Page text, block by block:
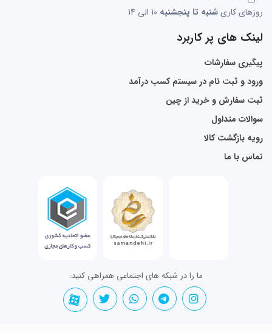
روزهای کاریشنبه تا پنجشنبه
لینک های پر کاربرد
پیگیری سفارشات
ورود و ثبت نام در سیستم کسب درآمد
ثبت سفارش و خرید از چین
سوالات متداول
رویه بازگشت کالا
تماس با ما
ما را در شبکه های اجتماعی همراهی کنید: